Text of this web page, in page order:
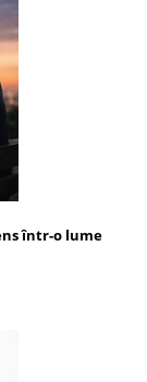
într-o lume